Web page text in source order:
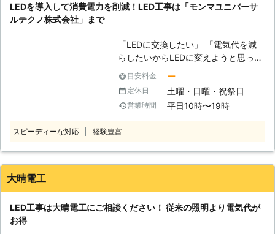
工法も施工可能！ RAEE工法は従来の
体育館や24時間稼働の工場でも施工
が可能です。 そのため、仮設足場や
高所作業車にスペースをとられて体育
館や工場の稼働が制限されることがあ
りません。工期も約3日と短いため、
できます。 またRAEE工法は和歌山県
治体も認めた工法のためお客様にも安
心してご依頼いただけます。 ②土日
は学校や工場の仕事を止めるのが難し
い、そんなお客様のニーズにも弊社で
明るい環境へ 照明は天井に取り付け
と思います。 そのため、自力でLED
に交換しようにも対応が難しいのでは
ないでしょうか。そんなときこそ、弊
社にLEDの工事をお任せください。
弊社には、電気工事に関する実績
13,000件があります。その実績で電
ました。 その実績を活かすことで、
手に届かない位置場所でもLEDの交換
ができます。 もしもLED工事を希望
LEDによる不安の解消ができます。
初めて弊社に依頼するお客様には、不
LEDを導入して消費電力を削減！LED工事は「モンマユニバーサ
ルテクノ株式会社」まで
「LEDに交換したい」 「電気代を減
らしたいからLEDに変えようと思って
るんだけど……」 「LEDの取付って、
自分でできるのかな……」 LEDは寿命
が約10年あると言われています。少
ない電力で使用でき低コストというメ
す。生活費を少しでも抑えようとし
取付工事をおこなっております。今ま
目安料金 ー
定休日 土曜・日曜・祝祭日
営業時間 平日10時〜19時
スピーディーな対応 経験豊富
大晴電工
LED工事は大晴電工にご相談ください！ 従来の照明より電気代が
お得